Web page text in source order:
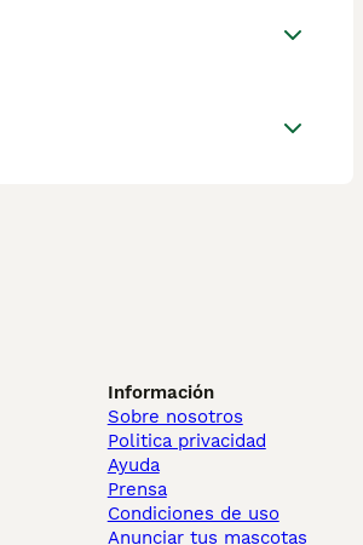
Información
Sobre nosotros
Politica privacidad
Ayuda
Prensa
Condiciones de uso
Anunciar tus mascotas